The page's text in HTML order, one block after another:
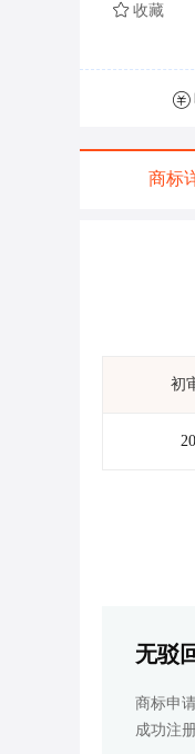
收藏
商标
初
无驳
商标申
成功注